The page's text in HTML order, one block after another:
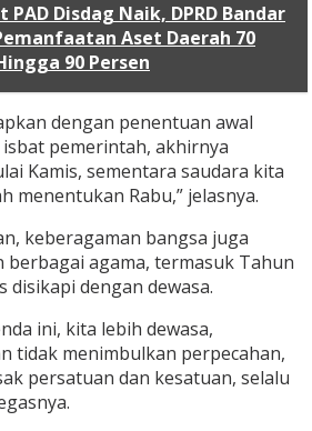
PAD Disdag Naik, DPRD Bandar
Aset Daerah 70
90 Persen
dengan penentuan awal
pemerintah, akhirnya
Kamis, sementara saudara kita
menentukan Rabu,” jelasnya.
keberagaman bangsa juga
agama, termasuk Tahun
disikapi dengan dewasa.
ini, kita lebih dewasa,
tidak menimbulkan perpecahan,
persatuan dan kesatuan, selalu